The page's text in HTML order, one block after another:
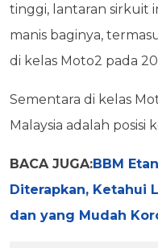
tinggi, lantaran sirkuit
manis baginya,
di kelas Moto2 pada
Sementara di kelas
Malaysia adalah posisi
BACA JUGA:BBM
Diterapkan, Ketahui
dan yang Mudah